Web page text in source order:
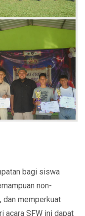
bagi siswa
non-
dan memperkuat
acara SFW ini dapat